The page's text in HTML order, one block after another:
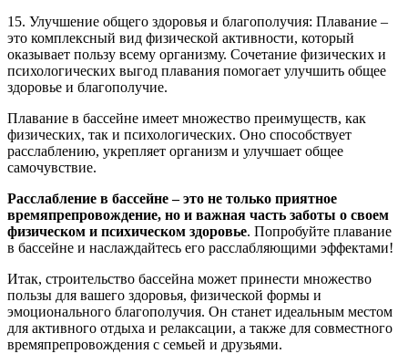
15. Улучшение общего здоровья и благополучия: Плавание –
это комплексный вид физической активности, который
оказывает пользу всему организму. Сочетание физических и
психологических выгод плавания помогает улучшить общее
здоровье и благополучие.
Плавание в бассейне имеет множество преимуществ, как
физических, так и психологических. Оно способствует
расслаблению, укрепляет организм и улучшает общее
самочувствие.
Расслабление в бассейне – это не только приятное
времяпрепровождение, но и важная часть заботы о своем
физическом и психическом здоровье. Попробуйте плавание
в бассейне и наслаждайтесь его расслабляющими эффектами!
Итак, строительство бассейна может принести множество
пользы для вашего здоровья, физической формы и
эмоционального благополучия. Он станет идеальным местом
для активного отдыха и релаксации, а также для совместного
времяпрепровождения с семьей и друзьями.